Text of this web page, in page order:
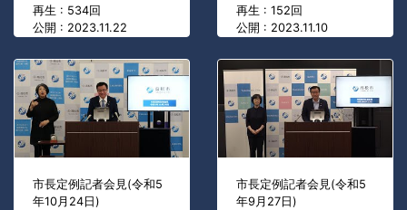
再生 : 534回
公開 : 2023.11.22
再生 : 152回
公開 : 2023.11.10
市長定例記者会見(令和5
年10月24日)
市長定例記者会見(令和5
年9月27日)